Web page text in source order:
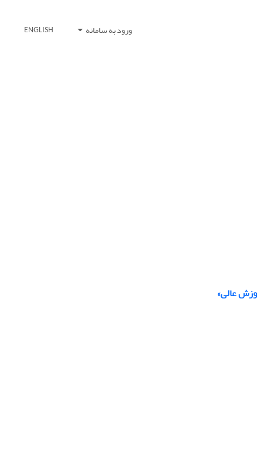
ورود به سامانه ENGLISH
عالی»